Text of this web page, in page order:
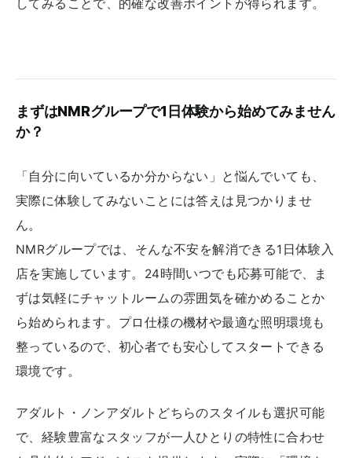
してみることで、的確な改善ポイントが得られます。
まずはNMRグループで1日体験から始めてみません
か？
「自分に向いているか分からない」と悩んでいても、
実際に体験してみないことには答えは見つかりませ
ん。
NMRグループでは、そんな不安を解消できる1日体験入
店を実施しています。24時間いつでも応募可能で、ま
ずは気軽にチャットルームの雰囲気を確かめることか
ら始められます。プロ仕様の機材や最適な照明環境も
整っているので、初心者でも安心してスタートできる
環境です。
アダルト・ノンアダルトどちらのスタイルも選択可能
で、経験豊富なスタッフが一人ひとりの特性に合わせ